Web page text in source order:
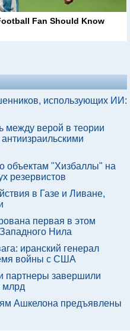
Fan Should Know
использующих ИИ:
между верой в теории
объектам "Хизбаллы" на
резервистов
в Газе и Ливане,
первая в этом
Нила
иранский генерал
войны с США
партнеры завершили
млрд
Ашкелона предъявлены